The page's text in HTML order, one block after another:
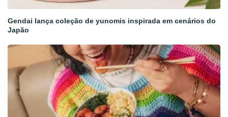
Gendai lança coleção de yunomis inspirada em cenários do
Japão